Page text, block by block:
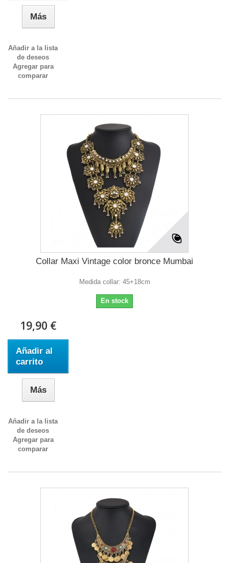
Más
Añadir a la lista
de deseos
Agregar para
comparar
Collar Maxi Vintage color bronce Mumbai
Medida collar: 45+18cm
En stock
19,90 €
Añadir al
carrito
Más
Añadir a la lista
de deseos
Agregar para
comparar